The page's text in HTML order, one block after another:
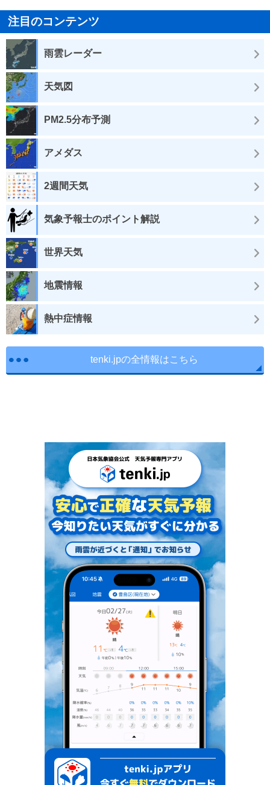
注目のコンテンツ
雨雲レーダー
天気図
PM2.5分布予測
アメダス
2週間天気
気象予報士のポイント解説
世界天気
地震情報
熱中症情報
tenki.jpの全情報はこちら